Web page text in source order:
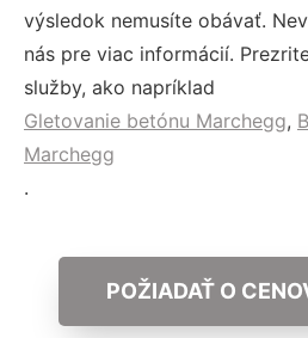
výsledok nemusíte obávať.
nás pre viac informácií.
služby, ako napríklad
Gletovanie betónu Marchegg,
Marchegg
.
POŽIADAŤ O